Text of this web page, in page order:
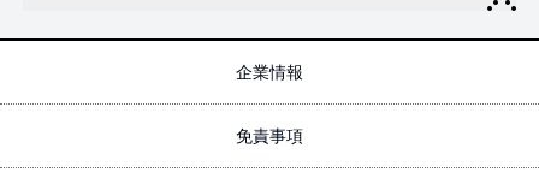
企業情報
免責事項